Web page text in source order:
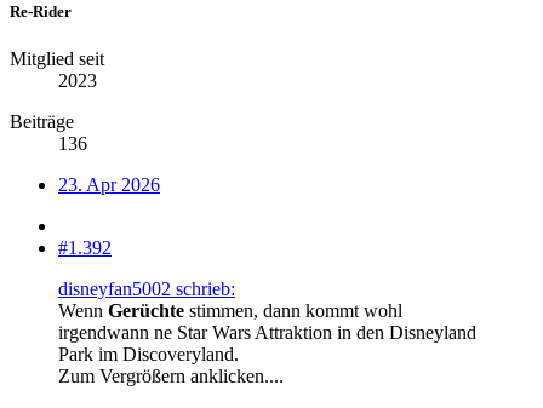
Re-Rider
Mitglied seit
2023
Beiträge
136
23. Apr 2026
#1.392
disneyfan5002 schrieb:
Wenn Gerüchte stimmen, dann kommt wohl
irgendwann ne Star Wars Attraktion in den Disneyland
Park im Discoveryland.
Zum Vergrößern anklicken....